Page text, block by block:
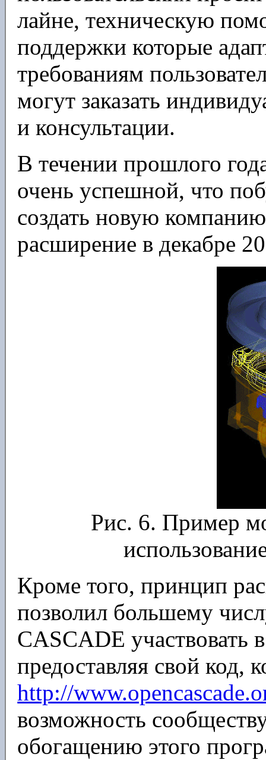
лайне, техническую
поддержки которые
требованиям
могут заказать
и консультации.
В течении прошлого
очень успешной, что
создать новую
расширение в декабре
Рис. 6. Пример
Кроме того, принцип
позволил большему
CASCADE участвовать
предоставляя свой код,
http://
возможность
обогащению этого